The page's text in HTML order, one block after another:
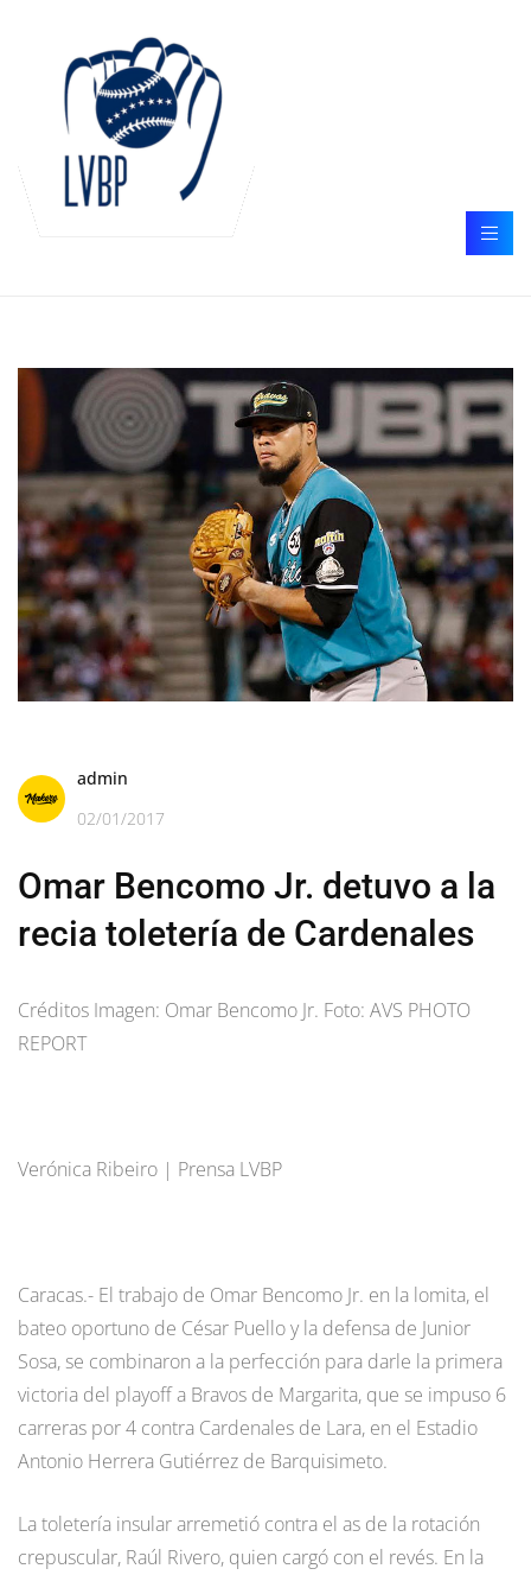
admin
02/01/2017
Omar Bencomo Jr. detuvo a la
recia toletería de Cardenales
Créditos Imagen: Omar Bencomo Jr. Foto: AVS PHOTO
REPORT
Verónica Ribeiro | Prensa LVBP
Caracas.- El trabajo de Omar Bencomo Jr. en la lomita, el
bateo oportuno de César Puello y la defensa de Junior
Sosa, se combinaron a la perfección para darle la primera
victoria del playoff a Bravos de Margarita, que se impuso 6
carreras por 4 contra Cardenales de Lara, en el Estadio
Antonio Herrera Gutiérrez de Barquisimeto.
La toletería insular arremetió contra el as de la rotación
crepuscular, Raúl Rivero, quien cargó con el revés. En la